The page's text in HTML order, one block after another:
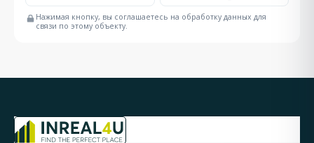
Нажимая кнопку, вы соглашаетесь на обработку данных для
связи по этому объекту.